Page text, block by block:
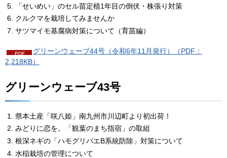
「せいめい」のセル苗定植1年目の倒伏・株張り対策
クルクマを栽培してみませんか
サツマイモ基腐病対策について（育苗編）
グリーンウェーブ44号（令和6年11月発行）（PDF：
2,218KB）
グリーンウェーブ43号
県本土産「咲八姫」南九州市川辺町より初出荷！
みどりに恋を。「観葉のまち指宿」の取組
根深ネギの「ハモグリバエB系統防除」対策について
水稲栽培の管理について